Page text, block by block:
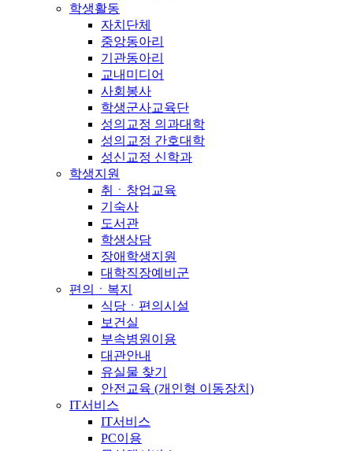
학생활동
자치단체
중앙동아리
기관동아리
교내미디어
사회봉사
학생군사교육단
성의교정 의과대학
성의교정 간호대학
성신교정 신학과
학생지원
취ㆍ창업교육
기숙사
도서관
학생상담
장애학생지원
대학직장예비군
편의ㆍ복지
식당ㆍ편의시설
보건실
부속병원이용
대관안내
유실물 찾기
안전교육 (개인형 이동장치)
IT서비스
IT서비스
PC이용